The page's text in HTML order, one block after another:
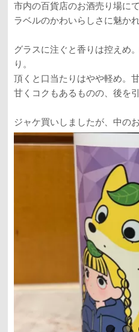
市内の百貨店のお酒売り場に
ラベルのかわいらしさに魅か
グラスに注ぐと香りは控えめ
り。
頂くと口当たりはやや軽め。
甘くコクもあるものの、後を
ジャケ買いしましたが、中の